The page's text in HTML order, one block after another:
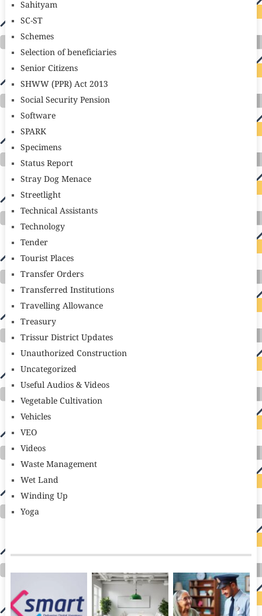
Sahityam
SC-ST
Schemes
Selection of beneficiaries
Senior Citizens
SHWW (PPR) Act 2013
Social Security Pension
Software
SPARK
Specimens
Status Report
Stray Dog Menace
Streetlight
Technical Assistants
Technology
Tender
Tourist Places
Transfer Orders
Transferred Institutions
Travelling Allowance
Treasury
Trissur District Updates
Unauthorized Construction
Uncategorized
Useful Audios & Videos
Vegetable Cultivation
Vehicles
VEO
Videos
Waste Management
Wet Land
Winding Up
Yoga